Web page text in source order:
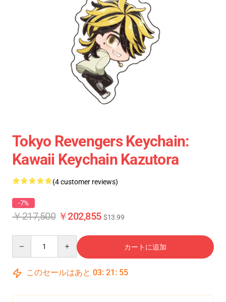
Tokyo Revengers Keychain:
Kawaii Keychain Kazutora
(4 customer reviews)
-7%
￥217,500 ￥202,855 $13.99
カートに追加
このセールはあと 03: 21 : 54